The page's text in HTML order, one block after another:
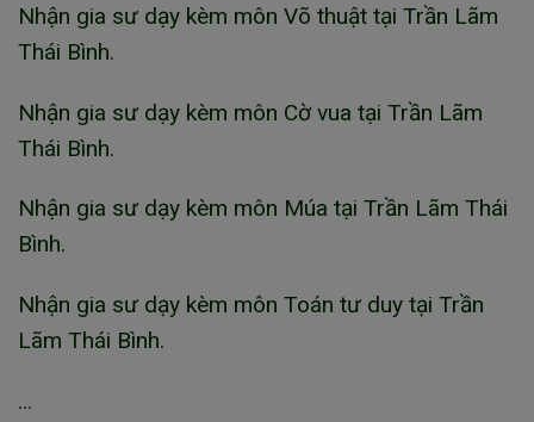
Nhận gia sư dạy kèm môn Võ thuật tại Trần Lãm
Thái Bình.
Nhận gia sư dạy kèm môn Cờ vua tại Trần Lãm
Thái Bình.
Nhận gia sư dạy kèm môn Múa tại Trần Lãm Thái
Bình.
Nhận gia sư dạy kèm môn Toán tư duy tại Trần
Lãm Thái Bình.
…